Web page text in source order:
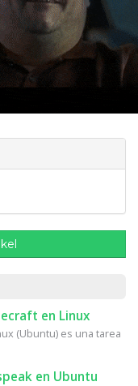
en Linux
(Ubuntu) es una tarea
en Ubuntu